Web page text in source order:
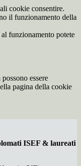
cookie consentire.
il funzionamento della
funzionamento potete
essere
pagina della cookie
ISEF & laureati